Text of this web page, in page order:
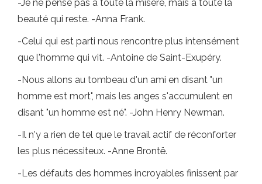
-Je ne pense pas à toute la misère, mais à toute la
beauté qui reste. -Anna Frank.
-Celui qui est parti nous rencontre plus intensément
que l'homme qui vit. -Antoine de Saint-Exupéry.
-Nous allons au tombeau d'un ami en disant "un
homme est mort", mais les anges s'accumulent en
disant "un homme est né". -John Henry Newman.
-Il n'y a rien de tel que le travail actif de réconforter
les plus nécessiteux. -Anne Brontë.
-Les défauts des hommes incroyables finissent par